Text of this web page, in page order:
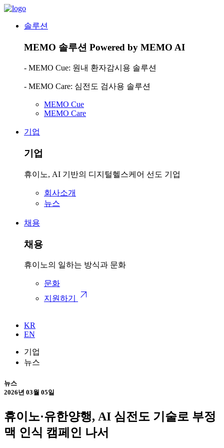
솔루션
MEMO 솔루션 Powered by MEMO AI
- MEMO Cue: 원내 환자감시용 솔루션
- MEMO Care: 심전도 검사용 솔루션
MEMO Cue
MEMO Care
기업
기업
휴이노, AI 기반의 디지털헬스케어 선도 기업
회사소개
뉴스
채용
채용
휴이노의 일하는 방식과 문화
문화
지원하기
arrow_outward
KR
EN
기업
뉴스
뉴스
2026년 03월 05일
휴이노·유한양행, AI 심전도 기술로 부정
맥 인식 캠페인 나서